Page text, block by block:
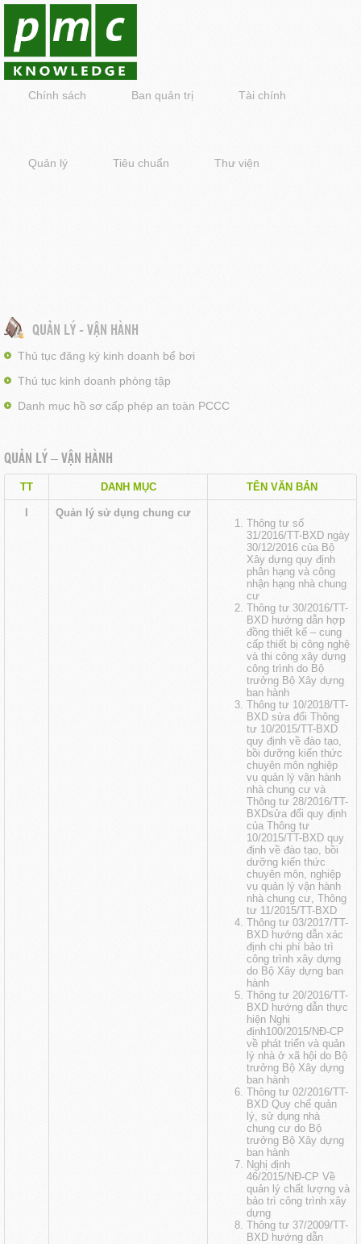
Chính sách Ban quản trị Tài chính
Quản lý Tiêu chuẩn Thư viện
QUẢN LÝ - VẬN HÀNH
Thủ tục đăng ký kinh doanh bể bơi
Thủ tục kinh doanh phòng tập
Danh mục hồ sơ cấp phép an toàn PCCC
QUẢN LÝ – VẬN HÀNH
TT DANH MỤC TÊN VĂN BẢN
Quản lý sử dụng chung cư
Thông tư số
31/2016/TT-BXD ngày
30/12/2016 của Bộ
Xây dựng quy định
phân hạng và công
nhận hạng nhà chung
cư
Thông tư 30/2016/TT-
BXD hướng dẫn hợp
đồng thiết kế – cung
cấp thiết bị công nghệ
và thi công xây dựng
công trình do Bộ
trưởng Bộ Xây dựng
ban hành
Thông tư 10/2018/TT-
BXD sửa đổi Thông
tư 10/2015/TT-BXD
quy định về đào tạo,
bồi dưỡng kiến thức
chuyên môn nghiệp
vụ quản lý vận hành
nhà chung cư và
Thông tư 28/2016/TT-
BXDsửa đổi quy định
của Thông tư
10/2015/TT-BXD quy
định về đào tạo, bồi
dưỡng kiến thức
chuyên môn, nghiệp
vụ quản lý vận hành
nhà chung cư, Thông
tư 11/2015/TT-BXD
Thông tư 03/2017/TT-
BXD hướng dẫn xác
định chi phí bảo trì
công trình xây dựng
do Bộ Xây dựng ban
hành
Thông tư 20/2016/TT-
BXD hướng dẫn thực
hiện Nghị
định100/2015/NĐ-CP
về phát triển và quản
lý nhà ở xã hội do Bộ
trưởng Bộ Xây dựng
ban hành
Thông tư 02/2016/TT-
BXD Quy chế quản
lý, sử dụng nhà
chung cư do Bộ
trưởng Bộ Xây dựng
ban hành
Nghị định
46/2015/NĐ-CP Về
quản lý chất lượng và
bảo trì công trình xây
dựng
Thông tư 37/2009/TT-
BXD hướng dẫn